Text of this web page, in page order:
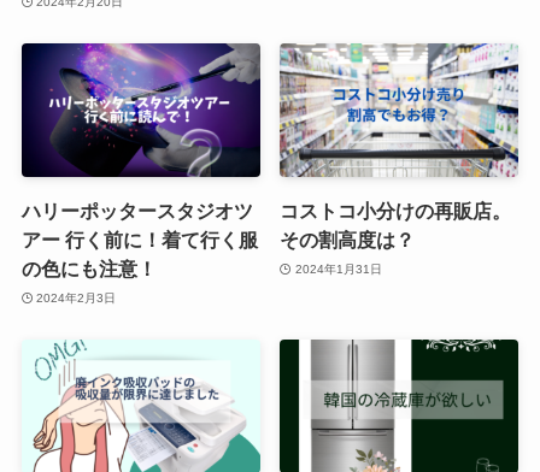
ハリーポッタースタジオツ
アー 行く前に！着て行く服
の色にも注意！
2024年2月3日
コストコ小分けの再販店。
その割高度は？
2024年1月31日